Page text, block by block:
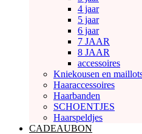
4 jaar
5 jaar
6 jaar
7 JAAR
8 JAAR
accessoires
Kniekousen en
Haaraccessoires
Haarbanden
SCHOENTJES
Haarspeldjes
CADEAUBON